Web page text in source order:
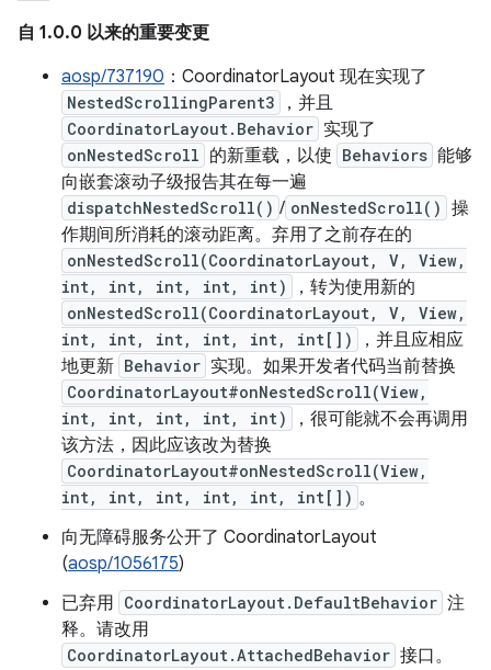
自 1.0.0 以来的重要变更
aosp/737190 ：CoordinatorLayout 现在实现了
NestedScrollingParent3 ，并且
CoordinatorLayout.Behavior 实现了
onNestedScroll 的新重载，以使 Behaviors 能够
向嵌套滚动子级报告其在每一遍
dispatchNestedScroll() / onNestedScroll() 操
作期间所消耗的滚动距离。弃用了之前存在的
onNestedScroll(CoordinatorLayout, V, View,
int, int, int, int, int)
，转为使用新的
onNestedScroll(CoordinatorLayout, V, View,
int, int, int, int, int, int[])
，并且应相应
地更新 Behavior 实现。如果开发者代码当前替换
CoordinatorLayout#onNestedScroll(View,
int, int, int, int, int)
，很可能就不会再调用
该方法，因此应该改为替换
CoordinatorLayout#onNestedScroll(View,
int, int, int, int, int, int[]) 。
向无障碍服务公开了 CoordinatorLayout
(aosp/1056175)
已弃用 CoordinatorLayout.DefaultBehavior 注
释。请改用
CoordinatorLayout.AttachedBehavior 接口。